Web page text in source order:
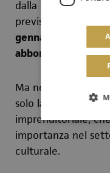
dalla nota direttrice
previsti
gennaio alle ore
abbonamento
Ma non basta. Il
solo la sfera
imprenditoriale,
importanza nel
culturale.